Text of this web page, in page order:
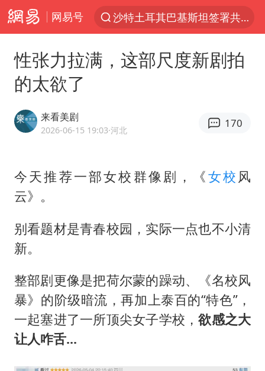
网易号
“电影+”如何激发千亿级消费新活力？
台风白海豚已进入24小时警戒线
中巨芯：上半年归母净利润1405.77万元
U17国足点球大战淘汰河床晋级决赛
“新疆阿勒泰八月能滑雪”不实
日本试射“战斧”导弹，国防部回应
性张力拉满，这部尺度新剧拍
的太欲了
来看美剧
2026-06-15 19:03·河北
170
今天推荐一部女校群像剧，《女校 风
云》。
别看题材是青春校园，实际一点也不小清
新。
整部剧更像是把荷尔蒙的躁动、《名校风
暴》的阶级暗流，再加上泰百的“特色”，
一起塞进了一所顶尖女子学校，欲感之大
让人咋舌...